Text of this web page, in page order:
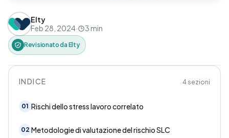
Elty
Feb 28, 2024· 3min
Revisionato daElty
INDICE 4 sezioni
01 Rischi dello stress lavoro correlato
02 Metodologie di valutazione del rischio SLC